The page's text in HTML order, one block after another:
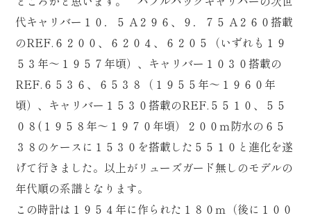
代キャリバー１０．５ A２９６、９．７５ A２６０搭載
のREF.６２００、６２０４、６２０５（いずれも１９
５３年～１９５７年頃）、キャリバー１０３０搭載の
REF.６５３６、６５３８（１９５５年～１９６０年
頃）、キャリバー１５３０搭載のREF.５５１０、５５
０８(１９５８年～１９７０年頃）２００ｍ防水の６５
３８のケースに１５３０を搭載した５５１０と進化を遂
げて行きました。以上がリューズガード無しのモデルの
年代順の系譜となります。
この時計は１９５４年に作られた１８０ｍ（後に１００